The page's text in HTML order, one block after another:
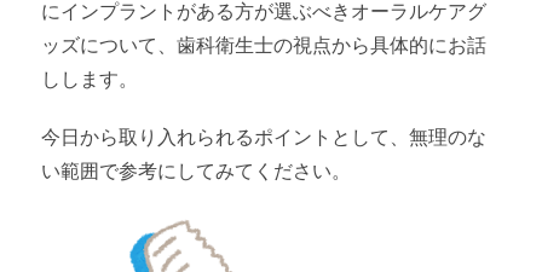
にインプラントがある方が選ぶべきオーラルケアグ
ッズについて、歯科衛生士の視点から具体的にお話
しします。
今日から取り入れられるポイントとして、無理のな
い範囲で参考にしてみてください。